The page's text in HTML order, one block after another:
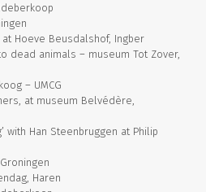
Hoeve Beusdalshof, Ingber
dead animals – museum Tot Zover,
– UMCG
at museum Belvédère,
with Han Steenbruggen at Philip
Haren